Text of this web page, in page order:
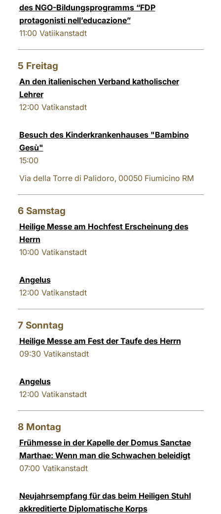
des NGO-Bildungsprogramms “FDP
protagonisti nell’educazione”
11:00 Vatiikanstadt
5 Freitag
An den italienischen Verband katholischer
Lehrer
12:00 Vatikanstadt
Besuch des Kinderkrankenhauses "Bambino
Gesù"
15:00
Via della Torre di Palidoro, 00050 Fiumicino RM
6 Samstag
Heilige Messe am Hochfest Erscheinung des
Herrn
10:00 Vatikanstadt
Angelus
12:00 Vatikanstadt
7 Sonntag
Heilige Messe am Fest der Taufe des Herrn
09:30 Vatikanstadt
Angelus
12:00 Vatikanstadt
8 Montag
Frühmesse in der Kapelle der Domus Sanctae
Marthae: Wenn man die Schwachen beleidigt
07:00 Vatikanstadt
Neujahrsempfang für das beim Heiligen Stuhl
akkreditierte Diplomatische Korps